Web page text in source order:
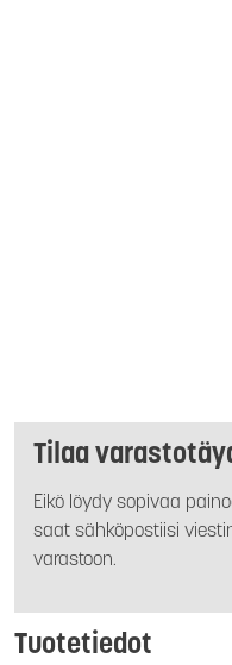
Tilaa
Eikö löydy sopivaa
saat sähköpostiisi
varastoon.
Tuotetiedot